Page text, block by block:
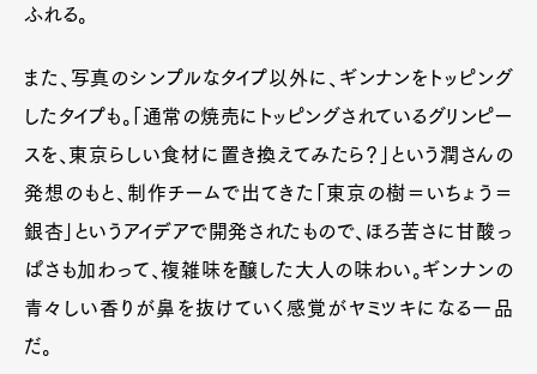
ふれる。
また、写真のシンプルなタイプ以外に、ギンナンをトッピング
したタイプも。「通常の焼売にトッピングされているグリンピー
スを、東京らしい食材に置き換えてみたら？」という潤さんの
発想のもと、制作チームで出てきた「東京の樹＝いちょう＝
銀杏」というアイデアで開発されたもので、ほろ苦さに甘酸っ
ぱさも加わって、複雑味を醸した大人の味わい。ギンナンの
青々しい香りが鼻を抜けていく感覚がヤミツキになる一品
だ。